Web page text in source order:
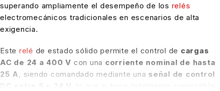
superando ampliamente el desempeño de los relés
electromecánicos tradicionales en escenarios de alta
exigencia.
Este relé de estado sólido permite el control de cargas
AC de 24 a 400 V con una corriente nominal de hasta
25 A
, siendo comandado mediante una señal de control
DC entre 5 y 24 V , lo que lo hace totalmente compatible